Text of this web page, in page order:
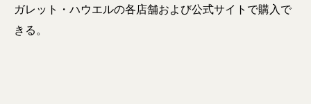
ガレット・ハウエルの各店舗および公式サイトで購入で
きる。